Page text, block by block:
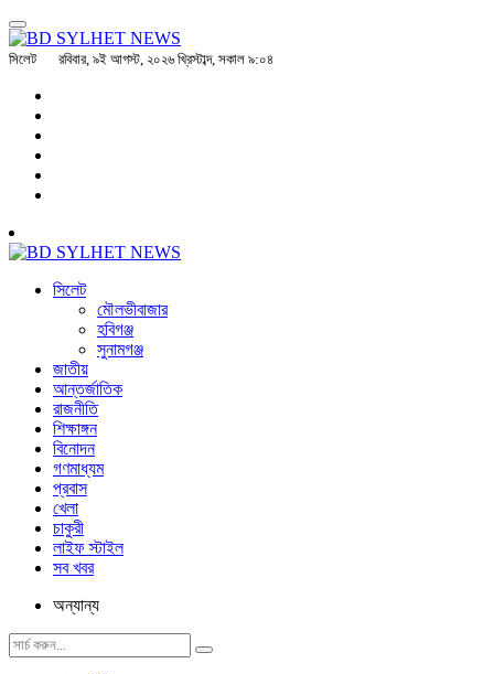
সিলেট রবিবার, ৯ই আগস্ট, ২০২৬ খ্রিস্টাব্দ, সকাল ৯:০৪
সিলেট
মৌলভীবাজার
হবিগঞ্জ
সুনামগঞ্জ
জাতীয়
আন্তর্জাতিক
রাজনীতি
শিক্ষাঙ্গন
বিনোদন
গণমাধ্যম
প্রবাস
খেলা
চাকুরী
লাইফ স্টাইল
সব খবর
অন্যান্য